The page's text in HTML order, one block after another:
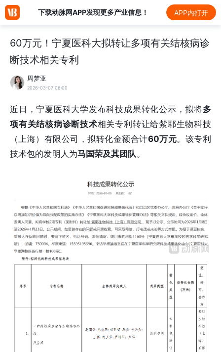
下载动脉网APP发现更多产业信息！ APP内打开
60万元！宁夏医科大拟转让多项有关结核病诊
断技术相关专利
周梦亚
2026-03-07 08:00
近日，宁夏医科大学发布科技成果转化公示，拟将多
项有关结核病诊断技术相关专利转让给紫耶生物科技
（上海）有限公司，拟转化金额合计60万元。该专利
技术包的发明人为马国荣及其团队。